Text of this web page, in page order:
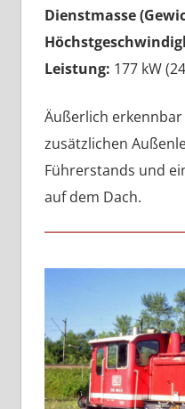
Dienstmasse
Leistung: 177 kW
Äußerlich erkennbar
zusätzlichen
Führerstands und
auf dem Dach.